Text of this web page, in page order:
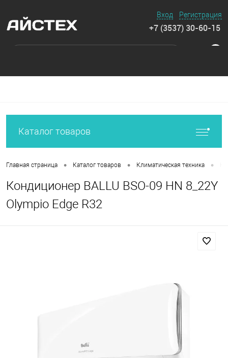
Вход Регистрация
+7 (3537) 30-60-15
Каталог товаров
Главная страница • Каталог товаров • Климатическая техника •
Кондиционер BALLU BSO-09 HN 8_22Y
Olympio Edge R32